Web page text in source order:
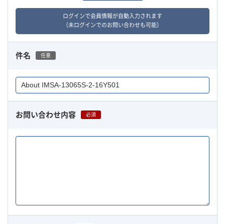
ログインで会員情報が自動入力されます
（未ログインでのお問い合わせも可能）
件名 任意
お問い合わせ内容 必須